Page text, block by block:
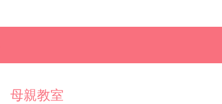
母親教室